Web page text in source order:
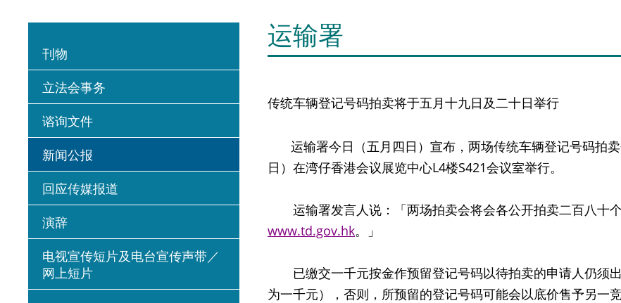
刊物
立法会事务
谘询文件
新闻公报
回应传媒报道
演辞
电视宣传短片及电台宣传声带／
网上短片
运输署
传统车辆登记号码拍卖将于五月十九日及二十日举行
运输署今日（五月四日）宣布，两场传统车辆登记号码拍
日）在湾仔香港会议展览中心L4楼S421会议室举行。
运输署发言人说：「两场拍卖会将会各公开拍卖二百八十
www.td.gov.hk。」
已缴交一千元按金作预留登记号码以待拍卖的申请人仍须
为一千元），否则，所预留的登记号码可能会以底价售予另一竞